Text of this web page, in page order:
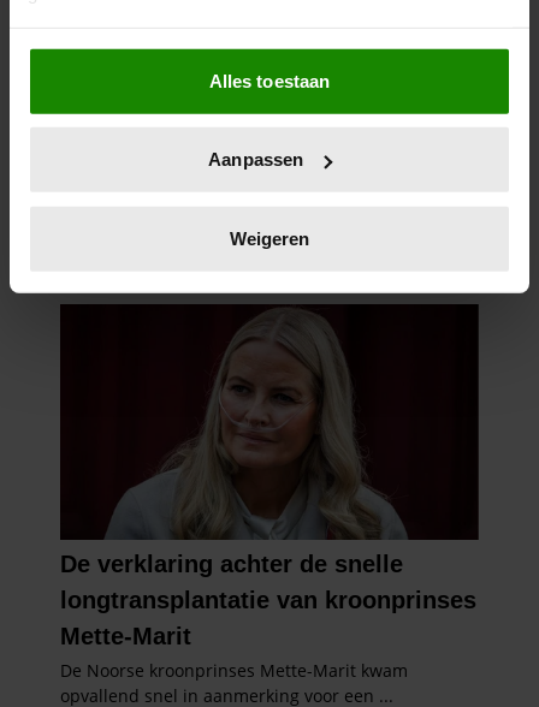
Als u het toestaat, willen we ook graag:
Informatie verzamelen over uw geografische
locatie, die tot een paar meter nauwkeurig kan zijn
scannen op specifieke eigenschappen (fingerprinting)
verwerkt en stel uw voorkeuren in het
intrekken in de Cookieverklaring.
We gebruiken cookies om content en advertenties te
personaliseren, om functies voor social media te bieden
en om ons websiteverkeer te analyseren. Ook delen we
informatie over uw gebruik van onze site met onze
partners voor social media, adverteren en analyse. Deze
partners kunnen deze gegevens combineren met andere
informatie die u aan ze heeft verstrekt of die ze hebben
verzameld op basis van uw gebruik van hun services. U
gaat akkoord met onze cookies als u onze website blijft
gebruiken.
Alles toestaan
Aanpassen
Weigeren